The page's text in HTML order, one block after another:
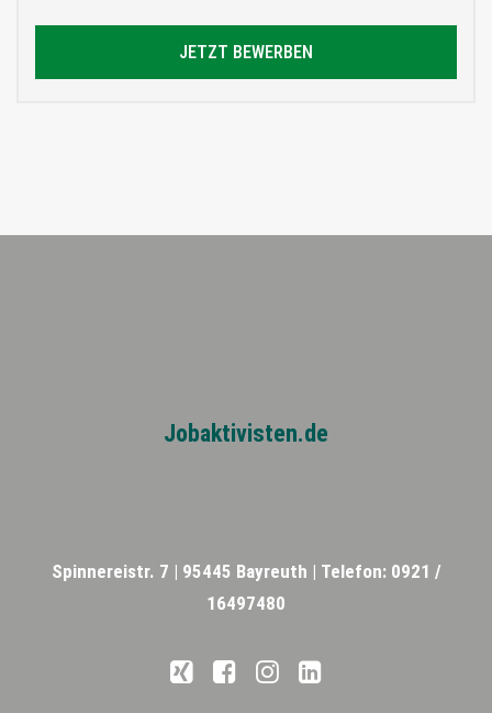
JETZT BEWERBEN
Jobaktivisten.de
Spinnereistr. 7 | 95445 Bayreuth | Telefon: 0921 /
16497480